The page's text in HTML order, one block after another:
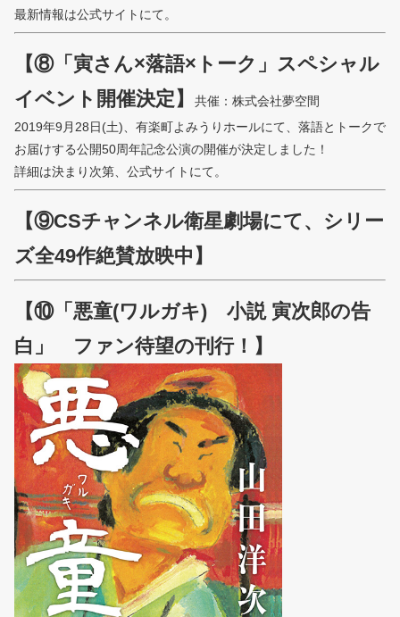
最新情報は公式サイトにて。
【⑧「寅さん×落語×トーク」スペシャル
イベント開催決定】
共催：株式会社夢空間
2019年9月28日(土)、有楽町よみうりホールにて、落語とトークで
お届けする公開50周年記念公演の開催が決定しました！
詳細は決まり次第、公式サイトにて。
【⑨CSチャンネル衛星劇場にて、シリー
ズ全49作絶賛放映中】
【⑩「悪童(ワルガキ) 小説 寅次郎の告
白」 ファン待望の刊行！】